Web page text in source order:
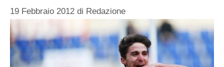
19 Febbraio 2012 di Redazione